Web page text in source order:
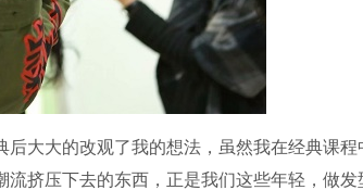
大大的改观了我的想法，虽然我在经典课程
挤压下去的东西，正是我们这些年轻，做发